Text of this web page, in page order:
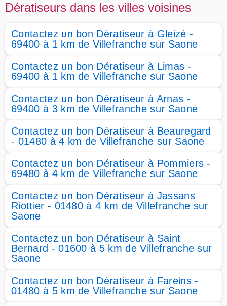
Dératiseurs dans les villes voisines
Contactez un bon Dératiseur à Gleizé -
69400 à 1 km de Villefranche sur Saone
Contactez un bon Dératiseur à Limas -
69400 à 1 km de Villefranche sur Saone
Contactez un bon Dératiseur à Arnas -
69400 à 3 km de Villefranche sur Saone
Contactez un bon Dératiseur à Beauregard
- 01480 à 4 km de Villefranche sur Saone
Contactez un bon Dératiseur à Pommiers -
69480 à 4 km de Villefranche sur Saone
Contactez un bon Dératiseur à Jassans
Riottier - 01480 à 4 km de Villefranche sur
Saone
Contactez un bon Dératiseur à Saint
Bernard - 01600 à 5 km de Villefranche sur
Saone
Contactez un bon Dératiseur à Fareins -
01480 à 5 km de Villefranche sur Saone